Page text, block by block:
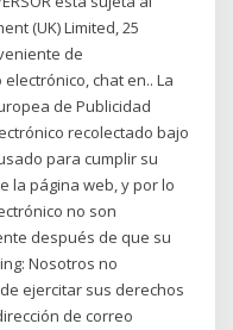
(UK) Limited, 25
de
chat en.. La
de Publicidad
recolectado bajo
para cumplir su
la página web, y por lo
no son
después de que su
Nosotros no
ejercitar sus derechos
de correo